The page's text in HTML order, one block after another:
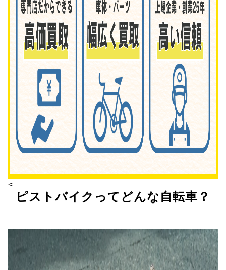
<
ピストバイクってどんな自転車？